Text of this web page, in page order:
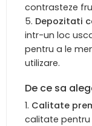
contrasteze
Depozitati
intr-un loc
pentru a le
utilizare.
De ce sa
Calitate
calitate pentru